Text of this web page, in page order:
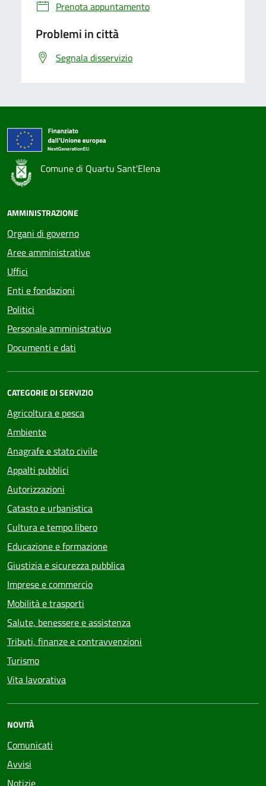
Prenota appuntamento
Problemi in città
Segnala disservizio
Comune di Quartu Sant'Elena
AMMINISTRAZIONE
Organi di governo
Aree amministrative
Uffici
Enti e fondazioni
Politici
Personale amministrativo
Documenti e dati
CATEGORIE DI SERVIZIO
Agricoltura e pesca
Ambiente
Anagrafe e stato civile
Appalti pubblici
Autorizzazioni
Catasto e urbanistica
Cultura e tempo libero
Educazione e formazione
Giustizia e sicurezza pubblica
Imprese e commercio
Mobilità e trasporti
Salute, benessere e assistenza
Tributi, finanze e contravvenzioni
Turismo
Vita lavorativa
NOVITÀ
Comunicati
Avvisi
Notizie